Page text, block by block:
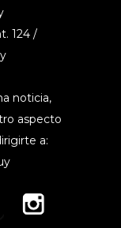
124 /
noticia,
aspecto
a: